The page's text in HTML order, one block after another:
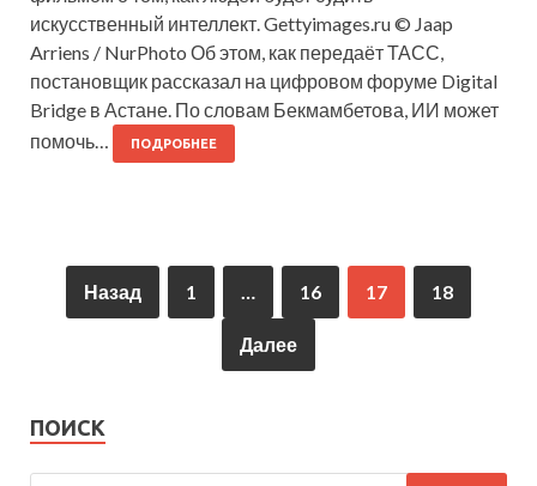
искусственный интеллект. Gettyimages.ru © Jaap
Arriens / NurPhoto Об этом, как передаёт ТАСС,
постановщик рассказал на цифровом форуме Digital
Bridge в Астане. По словам Бекмамбетова, ИИ может
помочь…
ПОДРОБНЕЕ
Назад 1 16 17 18
Далее
ПОИСК